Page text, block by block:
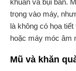
trọng vào máy,
là không có họa
hoặc máy móc âm
Mũ và khăn